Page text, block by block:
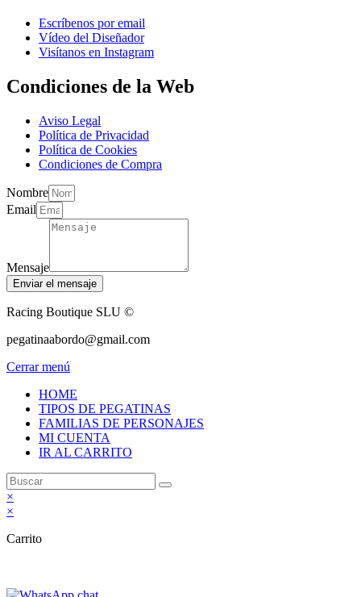
Escríbenos por email
Vídeo del Diseñador
Visítanos en Instagram
Condiciones de la Web
Aviso Legal
Política de Privacidad
Política de Cookies
Condiciones de Compra
Nombre
Email
Mensaje
Enviar el mensaje
Racing Boutique SLU ©
pegatinaabordo@gmail.com
Cerrar menú
HOME
TIPOS DE PEGATINAS
FAMILIAS DE PERSONAJES
MI CUENTA
IR AL CARRITO
×
×
Carrito